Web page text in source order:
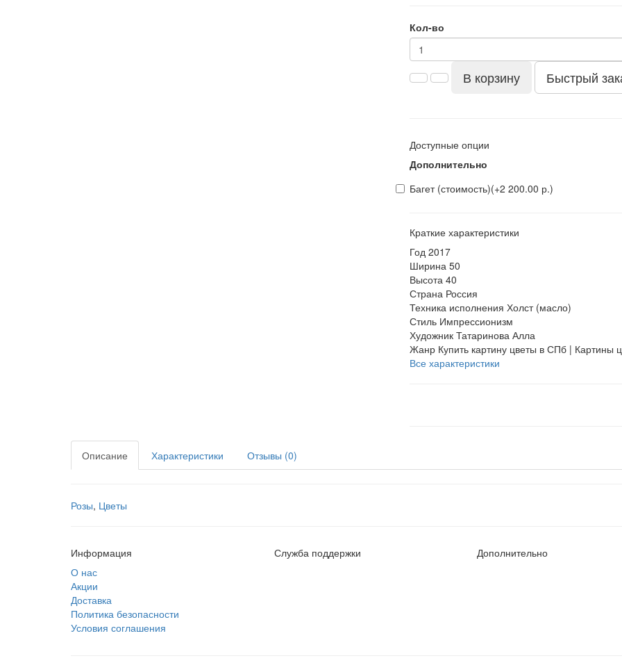
Кол-во
В корзину Быстрый
Доступные опции
Дополнительно
Багет (стоимость)(+2 200.00 р.)
Краткие характеристики
Год 2017
Ширина 50
Высота 40
Страна Россия
Техника исполнения Холст (масло)
Стиль Импрессионизм
Художник Татаринова Алла
Жанр Купить картину цветы в СПб | Картины
Все характеристики
Описание Характеристики Отзывы (0)
Розы, Цветы
Информация
О нас
Акции
Доставка
Политика безопасности
Условия соглашения
Служба поддержки Дополнительно